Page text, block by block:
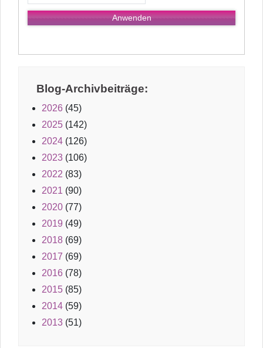
Blog-Archivbeiträge:
2026 (45)
2025 (142)
2024 (126)
2023 (106)
2022 (83)
2021 (90)
2020 (77)
2019 (49)
2018 (69)
2017 (69)
2016 (78)
2015 (85)
2014 (59)
2013 (51)